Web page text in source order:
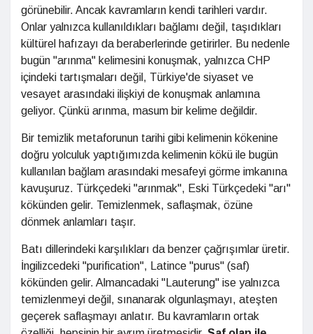
görünebilir. Ancak kavramların kendi tarihleri vardır.
Onlar yalnızca kullanıldıkları bağlamı değil, taşıdıkları
kültürel hafızayı da beraberlerinde getirirler. Bu nedenle
bugün "arınma" kelimesini konuşmak, yalnızca CHP
içindeki tartışmaları değil, Türkiye'de siyaset ve
vesayet arasındaki ilişkiyi de konuşmak anlamına
geliyor. Çünkü arınma, masum bir kelime değildir.
Bir temizlik metaforunun tarihi gibi kelimenin kökenine
doğru yolculuk yaptığımızda kelimenin kökü ile bugün
kullanılan bağlam arasındaki mesafeyi görme imkanına
kavuşuruz. Türkçedeki "arınmak", Eski Türkçedeki "arı"
kökünden gelir. Temizlenmek, saflaşmak, özüne
dönmek anlamları taşır.
Batı dillerindeki karşılıkları da benzer çağrışımlar üretir.
İngilizcedeki "purification", Latince "purus" (saf)
kökünden gelir. Almancadaki "Lauterung" ise yalnızca
temizlenmeyi değil, sınanarak olgunlaşmayı, ateşten
geçerek saflaşmayı anlatır. Bu kavramların ortak